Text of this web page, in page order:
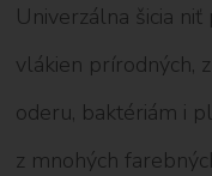
Univerzálna šicia
vlákien prírodných,
oderu, baktériám i
z mnohých